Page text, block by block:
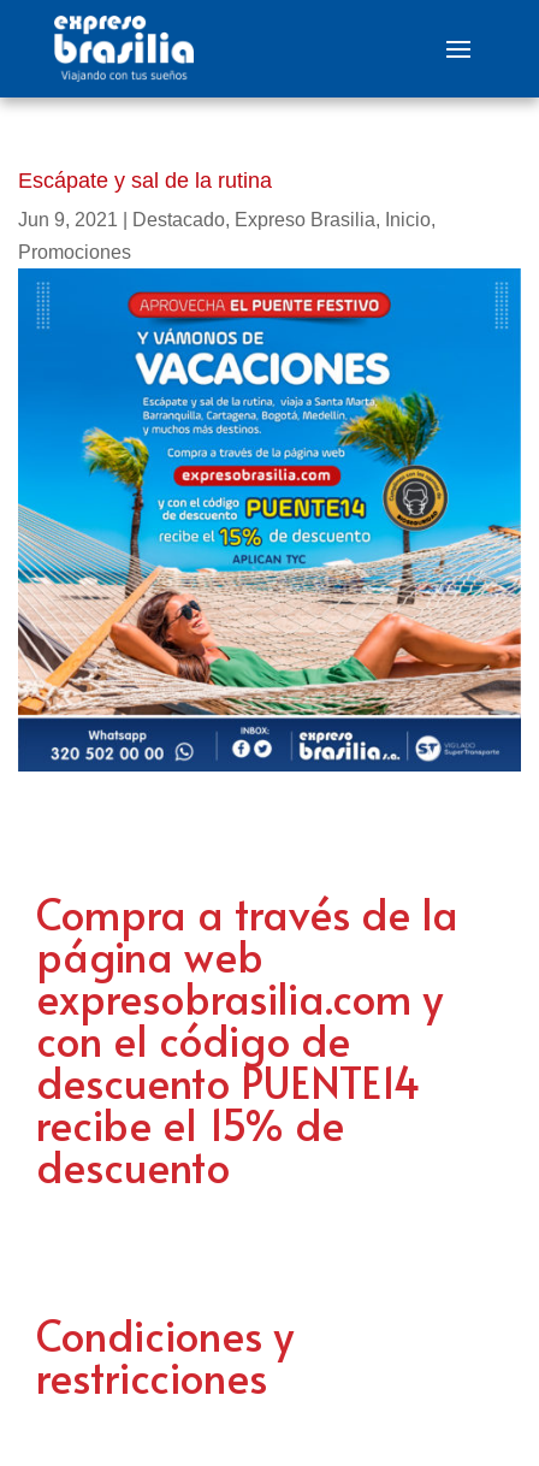
Escápate y sal de la rutina
Jun 9, 2021 Destacado, Expreso Brasilia, Inicio,
Promociones
Compra a través de la
página web
expresobrasilia.com y
con el código de
descuento PUENTE14
recibe el 15% de
descuento
Condiciones y
restricciones